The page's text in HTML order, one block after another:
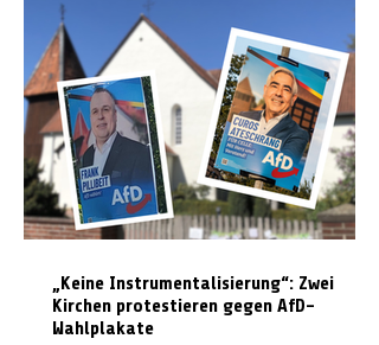
„Keine Instrumentalisierung“: Zwei
Kirchen protestieren gegen AfD-
Wahlplakate